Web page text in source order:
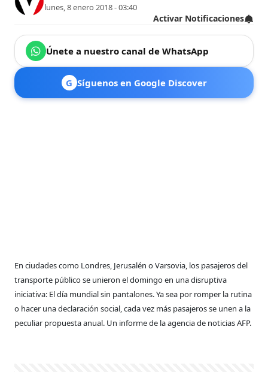
lunes, 8 enero 2018 - 03:40
Activar Notificaciones
Únete a nuestro canal de WhatsApp
G Síguenos en Google Discover
En ciudades como Londres, Jerusalén o Varsovia, los pasajeros del
transporte público se unieron el domingo en una disruptiva
iniciativa: El día mundial sin pantalones. Ya sea por romper la rutina
o hacer una declaración social, cada vez más pasajeros se unen a la
peculiar propuesta anual. Un informe de la agencia de noticias AFP.